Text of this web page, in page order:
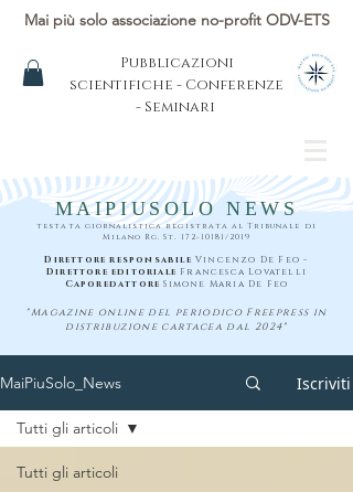
Mai più solo associazione no-profit ODV-ETS
Pubblicazioni
scientifiche - Conferenze
- Seminari
MAIPIUSOLO NEWS
testata giornalistica registrata al Tribunale di
Milano Rg. St. 172-10181 /2019
Direttore responsabile Vincenzo De Feo -
Direttore editoriale Francesca Lovatelli
Caporedattore Simone Maria De Feo
"Magazine online del periodico Freepress in
distribuzione cartacea dal 2024"
MaiPiuSolo_News Iscriviti
Tutti gli articoli
Tutti gli articoli